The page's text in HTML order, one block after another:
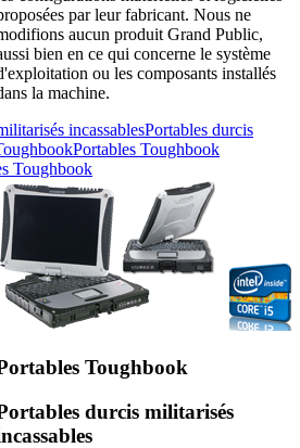
par leur fabricant. Nous ne
aucun produit Grand Public,
bien en ce qui concerne le système
ou les composants installés
la machine.
Portables durcis
Portables Toughbook
Toughbook
Toughbook
durcis militarisés